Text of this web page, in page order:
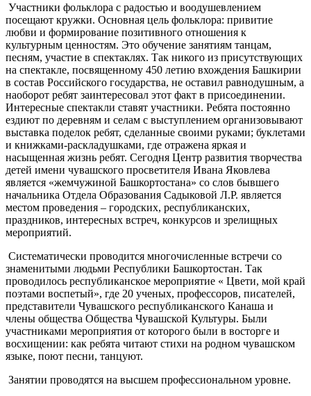
Участники фольклора с радостью и воодушевлением
посещают кружки. Основная цель фольклора: привитие
любви и формирование позитивного отношения к
культурным ценностям. Это обучение занятиям танцам,
песням, участие в спектаклях. Так никого из присутствующих
на спектакле, посвященному 450 летию вхождения Башкирии
в состав Российского государства, не оставил равнодушным, а
наоборот ребят заинтересовал этот факт в присоединении.
Интересные спектакли ставят участники. Ребята постоянно
ездиют по деревням и селам с выступлением организовывают
выставка поделок ребят, сделанные своими руками; буклетами
и книжками-раскладушками, где отражена яркая и
насыщенная жизнь ребят. Сегодня Центр развития творчества
детей имени чувашского просветителя Ивана Яковлева
является «жемчужиной Башкортостана» со слов бывшего
начальника Отдела Образования Садыковой Л.Р. является
местом проведения – городских, республиканских,
праздников, интересных встреч, конкурсов и зрелищных
мероприятий.
Систематически проводится многочисленные встречи со
знаменитыми людьми Республики Башкортостан. Так
проводилось республиканское мероприятие « Цвети, мой край
поэтами воспетый», где 20 ученых, профессоров, писателей,
представители Чувашского республиканского Канаша и
члены общества Общества Чувашской Культуры. Были
участниками мероприятия от которого были в восторге и
восхищении: как ребята читают стихи на родном чувашском
языке, поют песни, танцуют.
Занятии проводятся на высшем профессиональном уровне.